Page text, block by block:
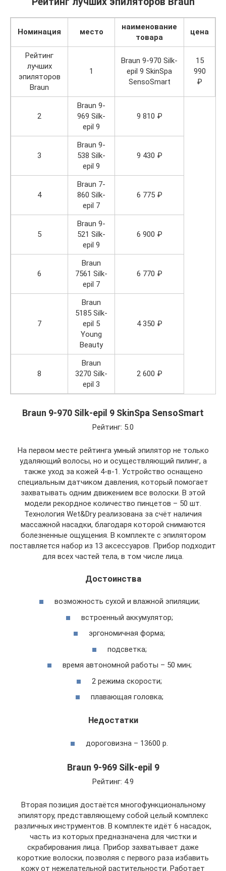
Номинация место
наименование
товара
цена
Рейтинг
лучших
эпиляторов
Braun
1
Braun 9-970 Silk-
epil 9 SkinSpa
SensoSmart
15
990
₽
2
Braun 9-
969 Silk-
epil 9
9 810 ₽
3
Braun 9-
538 Silk-
epil 9
9 430 ₽
4
Braun 7-
860 Silk-
epil 7
6 775 ₽
5
Braun 9-
521 Silk-
epil 9
6 900 ₽
6
Braun
7561 Silk-
epil 7
6 770 ₽
7
Braun
5185 Silk-
epil 5
Young
Beauty
4 350 ₽
8
Braun
3270 Silk-
epil 3
2 600 ₽
Braun 9-970 Silk-epil 9 SkinSpa SensoSmart
Рейтинг: 5.0
На первом месте рейтинга умный эпилятор не только
удаляющий волосы, но и осуществляющий пилинг, а
также уход за кожей 4-в-1. Устройство оснащено
специальным датчиком давления, который помогает
захватывать одним движением все волоски. В этой
модели рекордное количество пинцетов – 50 шт.
Технология Wet&Dry реализована за счёт наличия
массажной насадки, благодаря которой снимаются
болезненные ощущения. В комплекте с эпилятором
поставляется набор из 13 аксессуаров. Прибор подходит
для всех частей тела, в том числе лица.
Достоинства
возможность сухой и влажной эпиляции;
встроенный аккумулятор;
эргономичная форма;
подсветка;
время автономной работы – 50 мин;
2 режима скорости;
плавающая головка;
Недостатки
дороговизна – 13600 р.
Braun 9-969 Silk-epil 9
Рейтинг: 4.9
Вторая позиция достаётся многофункциональному
эпилятору, представляющему собой целый комплекс
различных инструментов. В комплекте идёт 6 насадок,
часть из которых предназначена для чистки и
скрабирования лица. Прибор захватывает даже
короткие волоски, позволяя с первого раза избавить
кожу от нежелательной растительности. Работает